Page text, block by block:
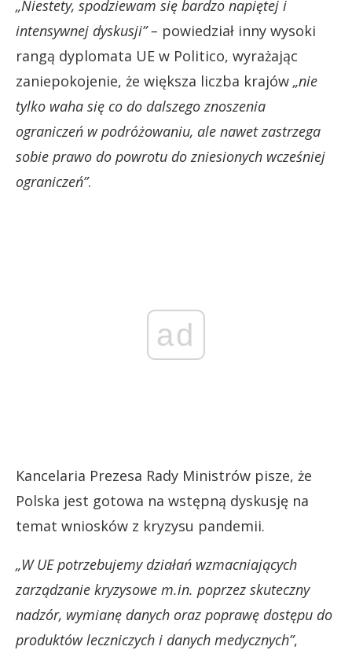
„Niestety, spodziewam się bardzo napiętej i
intensywnej dyskusji” – powiedział inny wysoki
rangą dyplomata UE w Politico, wyrażając
zaniepokojenie, że większa liczba krajów „nie
tylko waha się co do dalszego znoszenia
ograniczeń w podróżowaniu, ale nawet zastrzega
sobie prawo do powrotu do zniesionych wcześniej
ograniczeń”.
ad
Kancelaria Prezesa Rady Ministrów pisze, że
Polska jest gotowa na wstępną dyskusję na
temat wniosków z kryzysu pandemii.
„W UE potrzebujemy działań wzmacniających
zarządzanie kryzysowe m.in. poprzez skuteczny
nadzór, wymianę danych oraz poprawę dostępu do
produktów leczniczych i danych medycznych”,